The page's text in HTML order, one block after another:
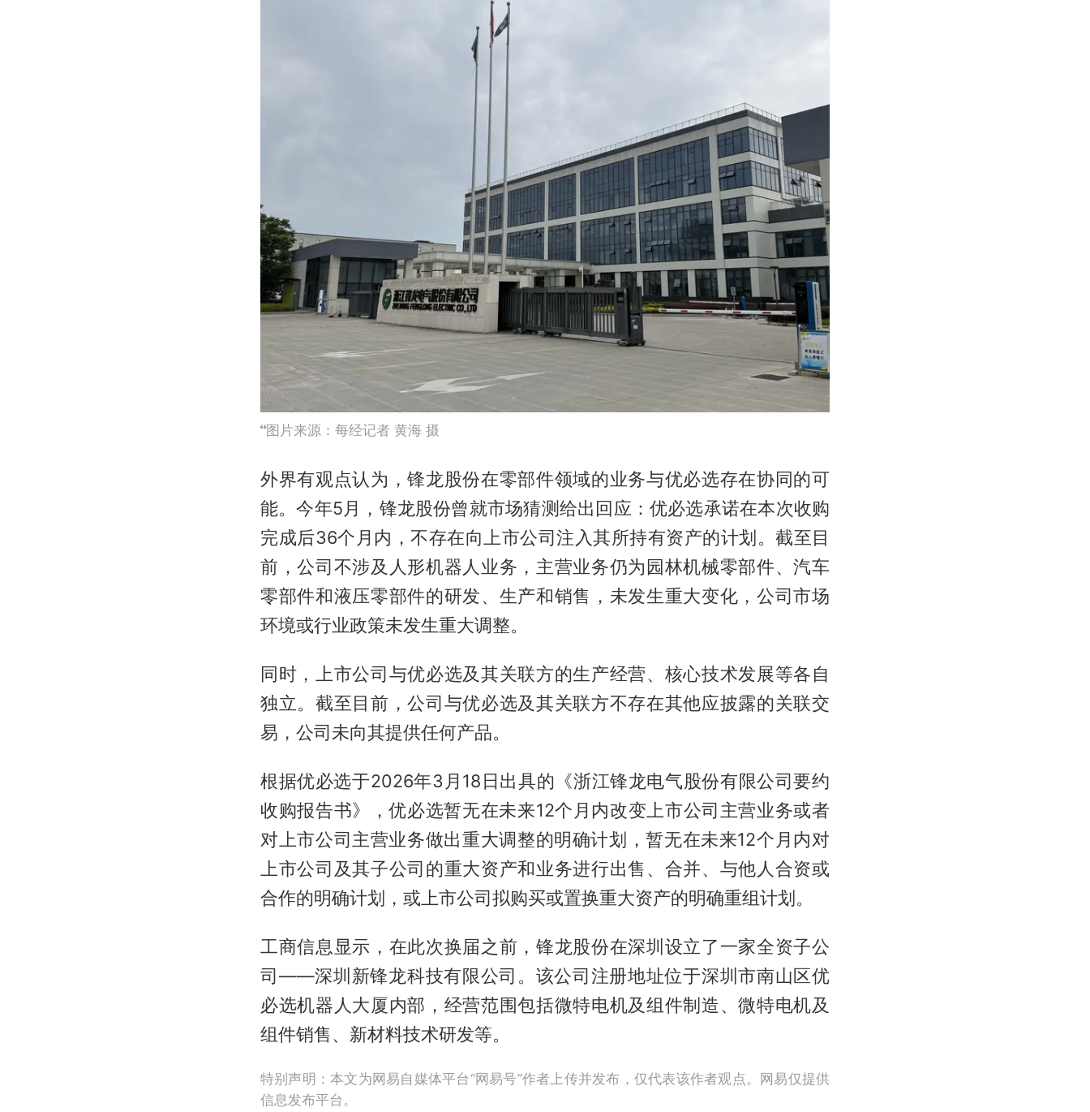
图片来源：每经记者 黄海 摄
外界有观点认为，锋龙股份在零部件领域的业务与优必选存在协同的可
能。今年5月，锋龙股份曾就市场猜测给出回应：优必选承诺在本次收购
完成后36个月内，不存在向上市公司注入其所持有资产的计划。截至目
前，公司不涉及人形机器人业务，主营业务仍为园林机械零部件、汽车
零部件和液压零部件的研发、生产和销售，未发生重大变化，公司市场
环境或行业政策未发生重大调整。
同时，上市公司与优必选及其关联方的生产经营、核心技术发展等各自
独立。截至目前，公司与优必选及其关联方不存在其他应披露的关联交
易，公司未向其提供任何产品。
根据优必选于2026年3月18日出具的《浙江锋龙电气股份有限公司要约
收购报告书》，优必选暂无在未来12个月内改变上市公司主营业务或者
对上市公司主营业务做出重大调整的明确计划，暂无在未来12个月内对
上市公司及其子公司的重大资产和业务进行出售、合并、与他人合资或
合作的明确计划，或上市公司拟购买或置换重大资产的明确重组计划。
工商信息显示，在此次换届之前，锋龙股份在深圳设立了一家全资子公
司——深圳新锋龙科技有限公司。该公司注册地址位于深圳市南山区优
必选机器人大厦内部，经营范围包括微特电机及组件制造、微特电机及
组件销售、新材料技术研发等。
特别声明：本文为网易自媒体平台“网易号”作者上传并发布，仅代表该作者观点。网易仅提供
信息发布平台。